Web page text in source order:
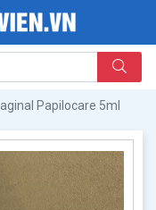
Papilocare 5ml